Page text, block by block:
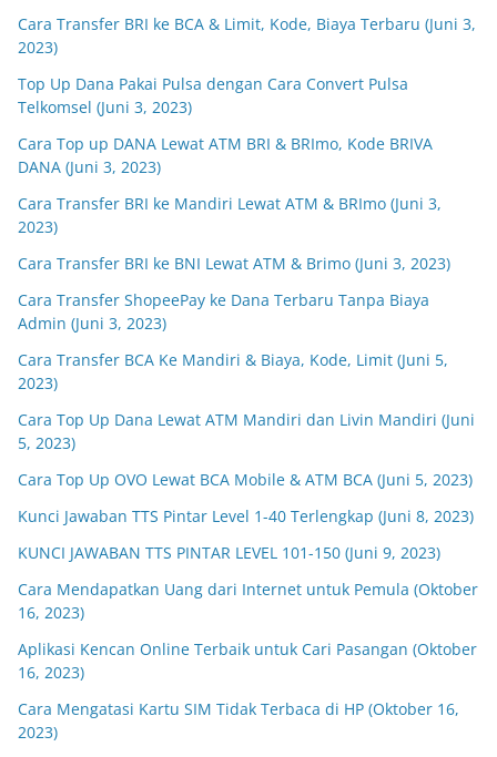
Cara Transfer BRI ke BCA & Limit, Kode, Biaya Terbaru (Juni 3,
2023)
Top Up Dana Pakai Pulsa dengan Cara Convert Pulsa
Telkomsel (Juni 3, 2023)
Cara Top up DANA Lewat ATM BRI & BRImo, Kode BRIVA
DANA (Juni 3, 2023)
Cara Transfer BRI ke Mandiri Lewat ATM & BRImo (Juni 3,
2023)
Cara Transfer BRI ke BNI Lewat ATM & Brimo (Juni 3, 2023)
Cara Transfer ShopeePay ke Dana Terbaru Tanpa Biaya
Admin (Juni 3, 2023)
Cara Transfer BCA Ke Mandiri & Biaya, Kode, Limit (Juni 5,
2023)
Cara Top Up Dana Lewat ATM Mandiri dan Livin Mandiri (Juni
5, 2023)
Cara Top Up OVO Lewat BCA Mobile & ATM BCA (Juni 5, 2023)
Kunci Jawaban TTS Pintar Level 1-40 Terlengkap (Juni 8, 2023)
KUNCI JAWABAN TTS PINTAR LEVEL 101-150 (Juni 9, 2023)
Cara Mendapatkan Uang dari Internet untuk Pemula (Oktober
16, 2023)
Aplikasi Kencan Online Terbaik untuk Cari Pasangan (Oktober
16, 2023)
Cara Mengatasi Kartu SIM Tidak Terbaca di HP (Oktober 16,
2023)